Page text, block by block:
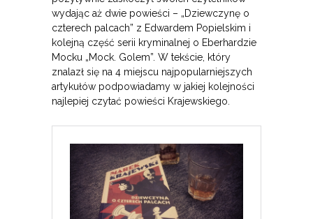
wydając aż dwie powieści – „Dziewczynę o
czterech palcach” z Edwardem Popielskim i
kolejną część serii kryminalnej o Eberhardzie
Mocku „Mock. Golem”. W tekście, który
znalazł się na 4 miejscu najpopularniejszych
artykułów podpowiadamy w jakiej kolejności
najlepiej czytać powieści Krajewskiego.